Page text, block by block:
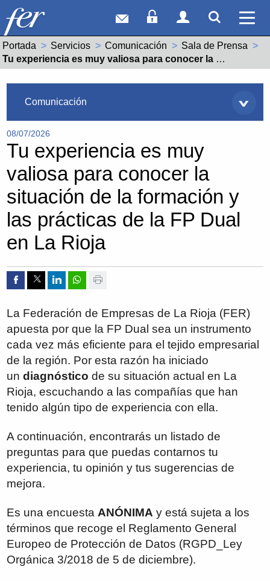
Correo webAcceso Socios
Acceso
Ver
Portada Servicios Comunicación
Sala de Prensa
Actual:
Tu experiencia es muy valiosa para conocer la situación de la formación y las prácticas de la FP Dual en La Rioja
Comunicación
08/07/2026
Tu experiencia es muy
valiosa para conocer la
situación de la formación y
las prácticas de la FP Dual
en La Rioja
Compartir por Facebook
Compartir por Twitter
Compartir por Linkedin
Compartir por whatsapp
Imprimir
La Federación de Empresas de La Rioja (FER)
apuesta por que la FP Dual sea un instrumento
cada vez más eficiente para el tejido empresarial
de la región. Por esta razón ha iniciado
undiagnósticode su situación actual en La
Rioja, escuchando a las compañías que han
tenido algún tipo de experiencia con ella.
A continuación, encontrarás un listado de
preguntas para que puedas contarnos tu
experiencia, tu opinión y tus sugerencias de
mejora.
Es una encuesta ANÓNIMA y está sujeta a los
términos que recoge el Reglamento General
Europeo de Protección de Datos (RGPD_Ley
Orgánica 3/2018 de 5 de diciembre).